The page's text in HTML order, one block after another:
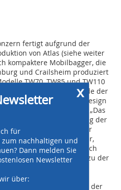
fertigt aufgrund der
von Atlas (siehe weiter
kompaktere Mobilbagger, die
und Crailsheim produziert
TW70, TW85 und TW110
11 t. Zur bauma wurde der
„in einem prägnanten Design
Terex erklärt dazu: „Das
für die künftige Gestaltung der
des Rahmens und der
die ständig mit Schotter,
sind, werden in einem auch
lackiert, der sehr gut zu der
passt. Dieses
auch den
verfügt über ein von der
x
für
nachhaltigen und
Dann melden Sie
Newsletter
über: